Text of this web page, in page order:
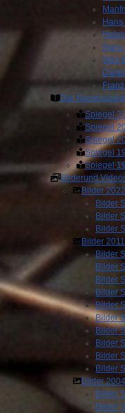
Wim
Der
Spiegel
Spiegel
Spiegel
Spiegel
Spiegel
Bilderund
Bilder
Bilder
Bilder
Bilder
Bilder
Bilder
Bilder
Bilder
Bilder
Bilder
Bilder
Bilder
Bilder
Bilder
Bilder
Bilder
Bilder
Bilder